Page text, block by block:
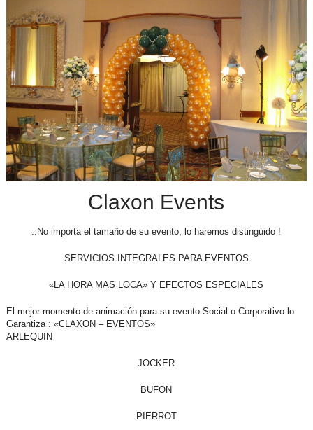
Claxon Events
..No importa el tamaño de su evento, lo haremos distinguido !
SERVICIOS INTEGRALES PARA EVENTOS
«LA HORA MAS LOCA» Y EFECTOS ESPECIALES
El mejor momento de animación para su evento Social o Corporativo lo
Garantiza : «CLAXON – EVENTOS»
ARLEQUIN
JOCKER
BUFON
PIERROT